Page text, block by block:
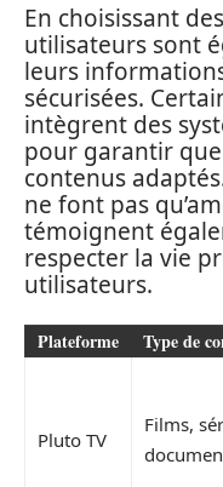
En choisissant
utilisateurs sont
leurs
sécurisées.
intègrent des
pour garantir
contenus
ne font pas
témoignent
respecter la vie
utilisateurs.
Plateforme Type de
Pluto TV
Films,